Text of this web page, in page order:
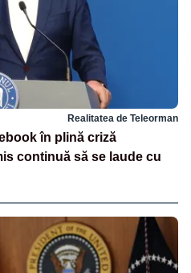
Realitatea de Teleorman
în plină criză
continuă să se laude cu